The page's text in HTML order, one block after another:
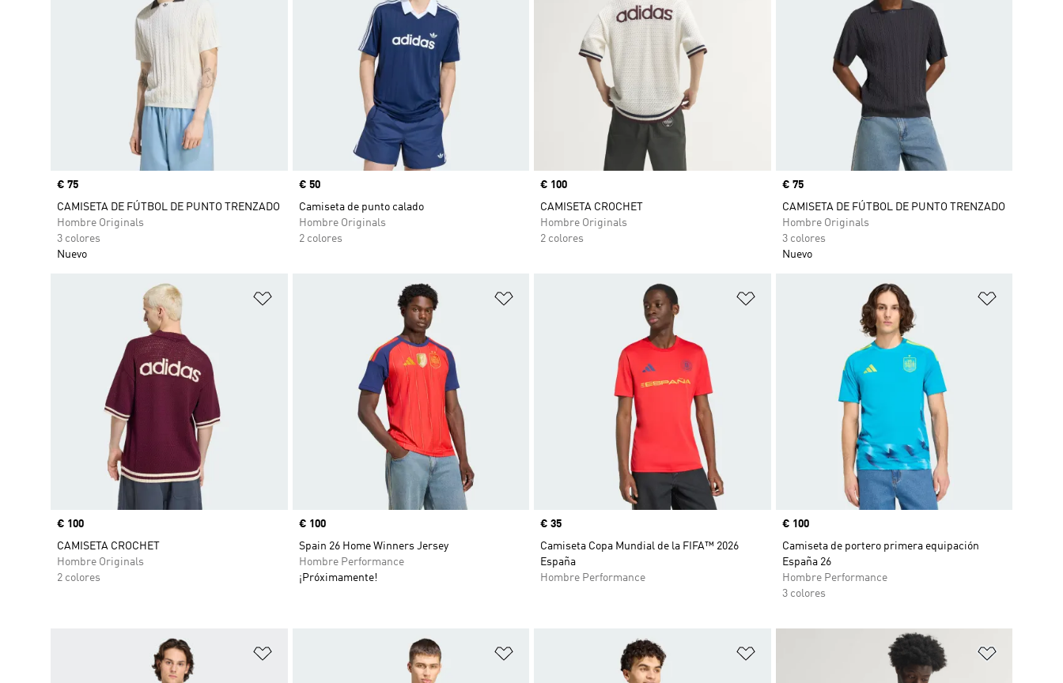
Precio
€ 75
CAMISETA DE FÚTBOL DE PUNTO TRENZADO
Hombre Originals
3 colores
Nuevo
Precio
€ 50
Camiseta de punto calado
Hombre Originals
2 colores
Precio
€ 100
CAMISETA CROCHET
Hombre Originals
2 colores
Precio
€ 75
CAMISETA DE FÚTBOL DE PUNTO TRENZADO
Hombre Originals
3 colores
Nuevo
Añadir a la lista de deseos
Precio
€ 100
CAMISETA CROCHET
Hombre Originals
2 colores
Añadir a la lista de deseos
Precio
€ 100
Spain 26 Home Winners Jersey
Hombre Performance
¡Próximamente!
Añadir a la lista de deseos
Precio
€ 35
Camiseta Copa Mundial de la FIFA™ 2026
España
Hombre Performance
Precio
€ 100
Camiseta de portero primera equipación
España 26
Hombre Performance
3 colores
Añadir a la lista de deseos Añadir a la lista de deseos Añadir a la lista de deseos